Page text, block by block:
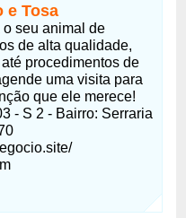
e Tosa
seu animal de
de alta qualidade,
procedimentos de
uma visita para
que ele merece!
- S 2 - Bairro: Serraria